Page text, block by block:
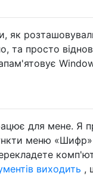
як
та просто
для мене. Я
меню «Шифр»
виходить ,